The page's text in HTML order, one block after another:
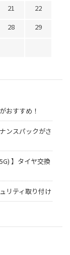
21
22
28
29
おすすめ！
ンスパックがさ
】タイヤ交換
リティ取り付け